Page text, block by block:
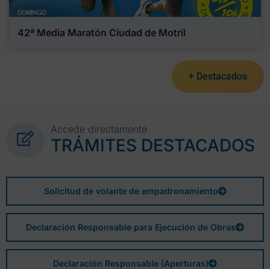
42ª Media Maratón Ciudad de Motril
+ Destacados
Accede directamente
TRÁMITES DESTACADOS
Solicitud de volante de empadronamiento
Declaración Responsable para Ejecución de Obras
Declaración Responsable (Aperturas)